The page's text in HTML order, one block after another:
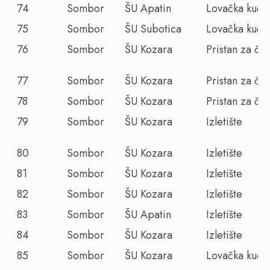
74
Sombor ŠU Apatin
Lovačka kuća
75
Sombor ŠU Subotica
Lovačka kuća
76
Sombor ŠU Kozara
Pristan za
77
Sombor ŠU Kozara
Pristan za
78
Sombor ŠU Kozara
Pristan za
79
Sombor ŠU Kozara
Izletište
80
Sombor ŠU Kozara
Izletište
81
Sombor ŠU Kozara
Izletište
82
Sombor ŠU Kozara
Izletište
83
Sombor ŠU Apatin
Izletište
84
Sombor ŠU Kozara
Izletište
85
Sombor ŠU Kozara Lovačka kuća